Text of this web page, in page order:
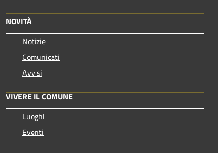
NOVITÀ
Notizie
Comunicati
Avvisi
VIVERE IL COMUNE
Luoghi
Eventi